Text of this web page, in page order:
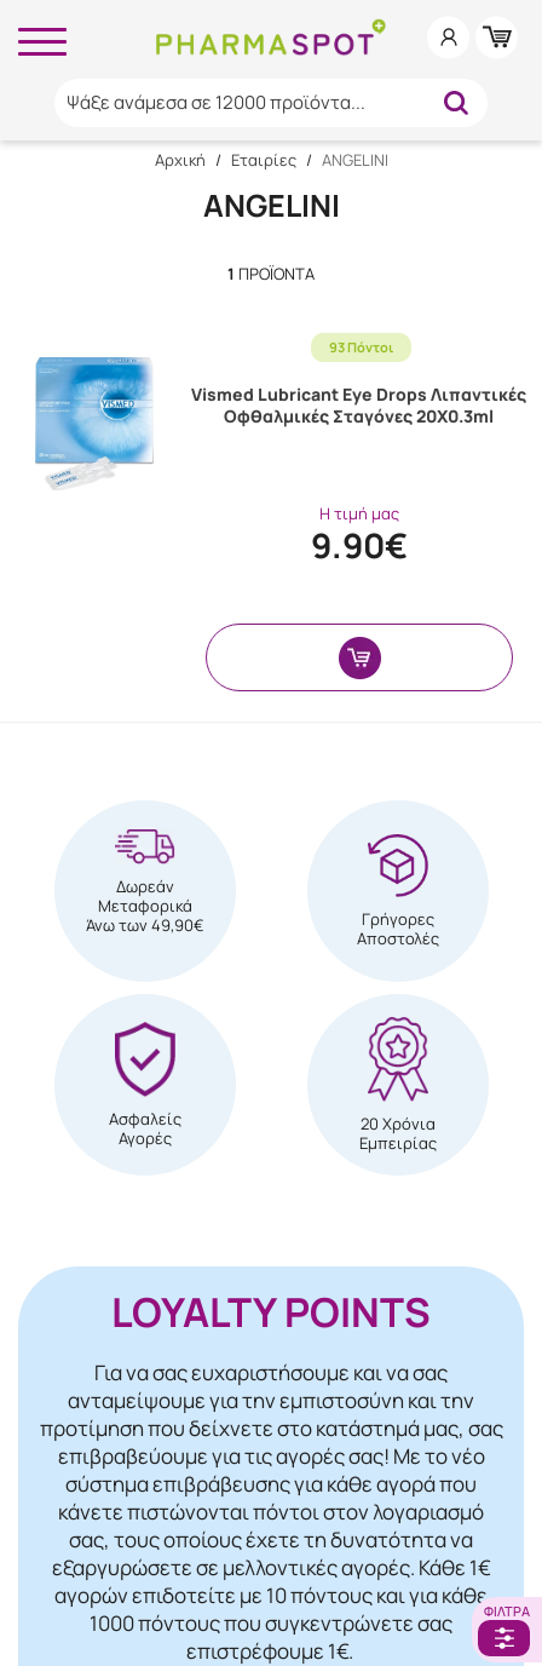
Ψάξε ανάμεσα σε 12000 προϊόντα...
Αρχική / Εταιρίες / ANGELINI
ΦΊΛΤΡΑ
ANGELINI
1 ΠΡΟΪΌΝΤΑ
93 Πόντοι
Vismed Lubricant Eye Drops Λιπαντικές
Οφθαλμικές Σταγόνες 20X0.3ml
Η τιμή μας
9.90€
Δωρεάν
Μεταφορικά
Άνω των 49,90€
Γρήγορες
Αποστολές
Ασφαλείς
Αγορές
20 Χρόνια
Εμπειρίας
LOYALTY POINTS
Για να σας ευχαριστήσουμε και να σας
ανταμείψουμε για την εμπιστοσύνη και την
προτίμηση που δείχνετε στο κατάστημά μας, σας
επιβραβεύουμε για τις αγορές σας! Mε το νέο
σύστημα επιβράβευσης για κάθε αγορά που
κάνετε πιστώνονται πόντοι στον λογαριασμό
σας, τους οποίους έχετε τη δυνατότητα να
εξαργυρώσετε σε μελλοντικές αγορές. Κάθε 1€
αγορών επιδοτείτε με 10 πόντους και για κάθε
1000 πόντους που συγκεντρώνετε σας
επιστρέφουμε 1€.